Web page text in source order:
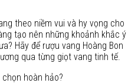
theo niềm vui và hy vọng cho
tạo nên những khoảnh khắc ý
Hãy để rượu vang Hoàng Bon
qua từng giọt vang tinh tế.
hoàn hảo?